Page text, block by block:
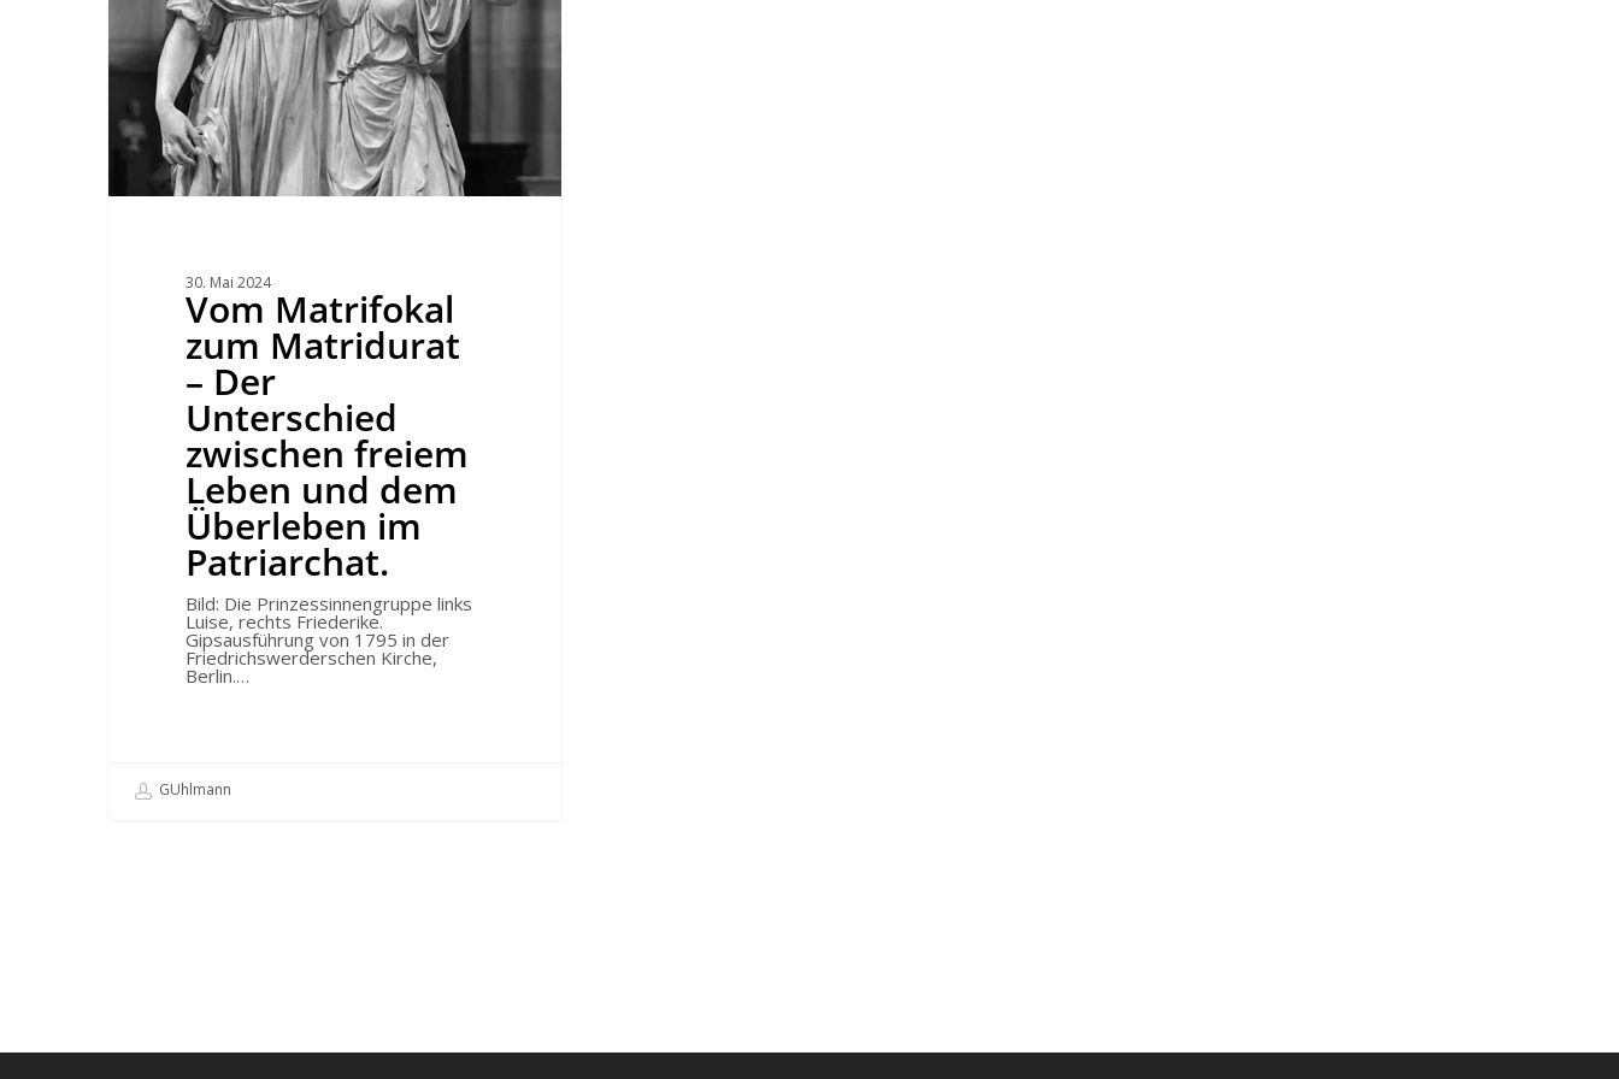
dem
Überleben
im
Patriarchat.
30. Mai 2024
Vom Matrifokal
zum Matridurat
– Der
Unterschied
zwischen freiem
Leben und dem
Überleben im
Patriarchat.
Bild: Die Prinzessinnengruppe links
Luise, rechts Friederike.
Gipsausführung von 1795 in der
Friedrichswerderschen Kirche,
Berlin.…
GUhlmann